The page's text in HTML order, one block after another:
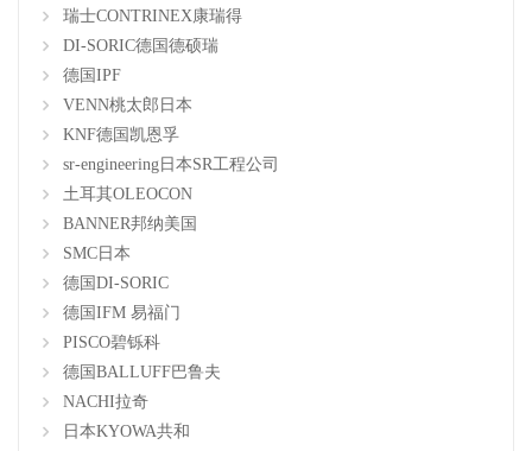
瑞士CONTRINEX康瑞得
DI-SORIC德国德硕瑞
德国IPF
VENN桃太郎日本
KNF德国凯恩孚
sr-engineering日本SR工程公司
土耳其OLEOCON
BANNER邦纳美国
SMC日本
德国DI-SORIC
德国IFM 易福门
PISCO碧铄科
德国BALLUFF巴鲁夫
NACHI拉奇
日本KYOWA共和